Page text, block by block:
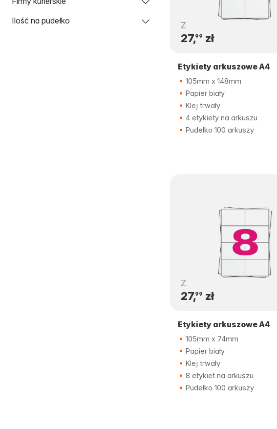
Ilość na pudełko
Z
27,99 zł
Etykiety arkuszowe A4
105mm x 148mm
Papier biały
Klej trwały
4 etykiety na arkuszu
Pudełko 100 arkuszy
Z
27,99 zł
Etykiety arkuszowe A4
105mm x 74mm
Papier biały
Klej trwały
8 etykiet na arkuszu
Pudełko 100 arkuszy